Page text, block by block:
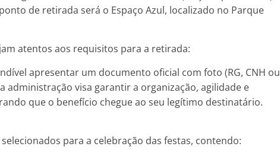
de retirada será o Espaço Azul, localizado no Parque
atentos aos requisitos para a retirada:
apresentar um documento oficial com foto (RG, CNH ou
administração visa garantir a organização, agilidade e
que o benefício chegue ao seu legítimo destinatário.
para a celebração das festas, contendo: